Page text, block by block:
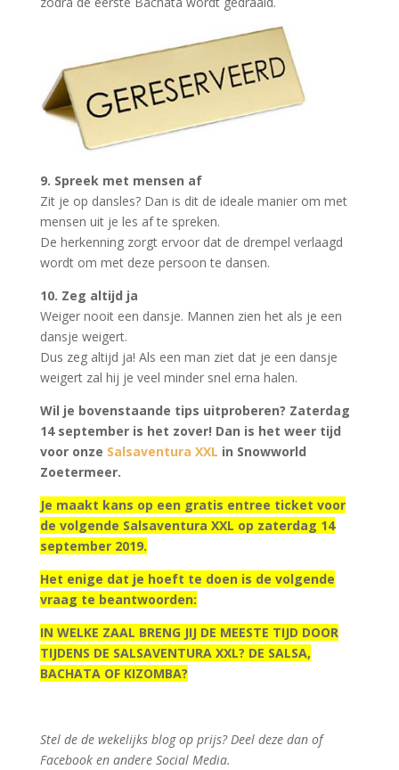
9. Spreek met mensen af
Zit je op dansles? Dan is dit de ideale manier om met
mensen uit je les af te spreken.
De herkenning zorgt ervoor dat de drempel verlaagd
wordt om met deze persoon te dansen.
10. Zeg altijd ja
Weiger nooit een dansje. Mannen zien het als je een
dansje weigert.
Dus zeg altijd ja! Als een man ziet dat je een dansje
weigert zal hij je veel minder snel erna halen.
Wil je bovenstaande tips uitproberen? Zaterdag
14 september is het zover! Dan is het weer tijd
voor onze Salsaventura XXL in Snowworld
Zoetermeer.
Je maakt kans op een gratis entree ticket voor
de volgende Salsaventura XXL op zaterdag 14
september 2019.
Het enige dat je hoeft te doen is de volgende
vraag te beantwoorden:
IN WELKE ZAAL BRENG JIJ DE MEESTE TIJD DOOR
TIJDENS DE SALSAVENTURA XXL? DE SALSA,
BACHATA OF KIZOMBA?
Stel de de wekelijks blog op prijs? Deel deze dan of
Facebook en andere Social Media.